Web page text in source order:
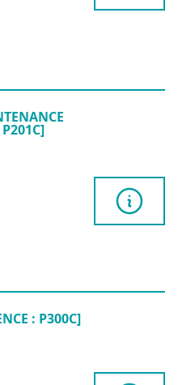
P201C]
: P300C]